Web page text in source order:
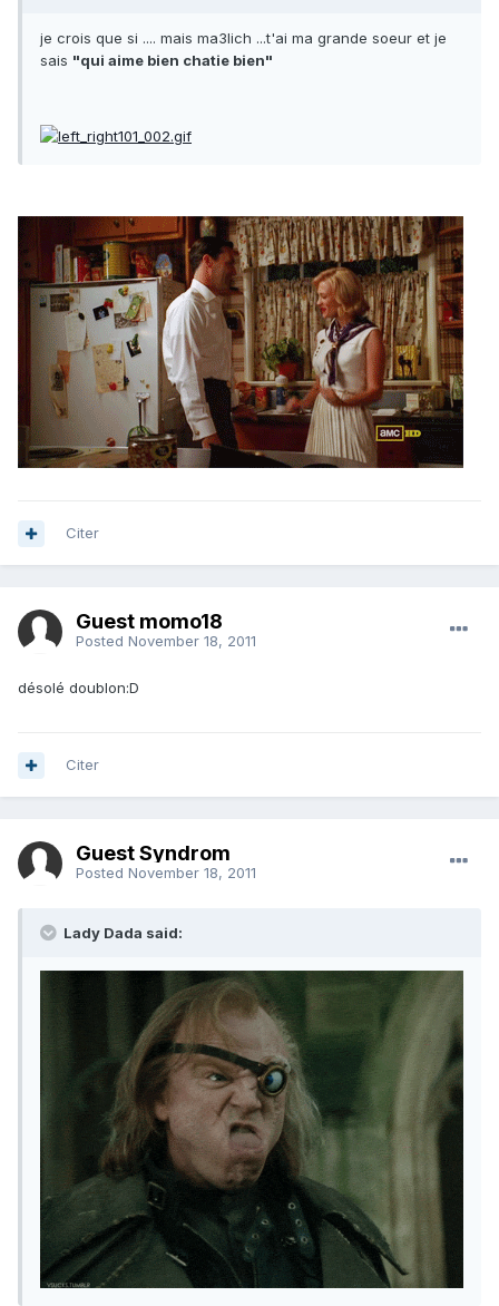
je crois que si .... mais ma3lich ...t'ai ma grande soeur et je
sais "qui aime bien chatie bien"
Citer
Guest momo18
Posted November 18, 2011
désolé doublon:D
Citer
Guest Syndrom
Posted November 18, 2011
Lady Dada said: